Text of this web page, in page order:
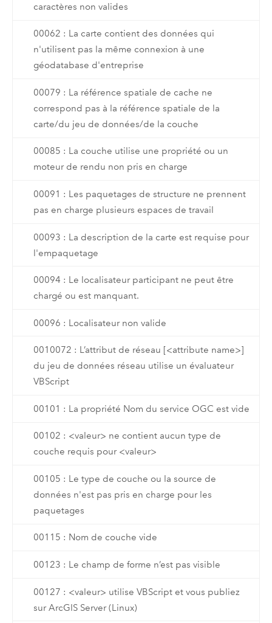
caractères non valides
00062 : La carte contient des données qui
n'utilisent pas la même connexion à une
géodatabase d'entreprise
00079 : La référence spatiale de cache ne
correspond pas à la référence spatiale de la
carte/du jeu de données/de la couche
00085 : La couche utilise une propriété ou un
moteur de rendu non pris en charge
00091 : Les paquetages de structure ne prennent
pas en charge plusieurs espaces de travail
00093 : La description de la carte est requise pour
l'empaquetage
00094 : Le localisateur participant ne peut être
chargé ou est manquant.
00096 : Localisateur non valide
0010072 : L’attribut de réseau [<attribute name>]
du jeu de données réseau utilise un évaluateur
VBScript
00101 : La propriété Nom du service OGC est vide
00102 : <valeur> ne contient aucun type de
couche requis pour <valeur>
00105 : Le type de couche ou la source de
données n'est pas pris en charge pour les
paquetages
00115 : Nom de couche vide
00123 : Le champ de forme n’est pas visible
00127 : <valeur> utilise VBScript et vous publiez
sur ArcGIS Server (Linux)